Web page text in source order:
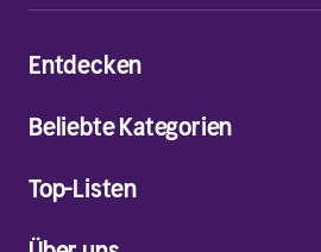
Entdecken
Beliebte Kategorien
Top-Listen